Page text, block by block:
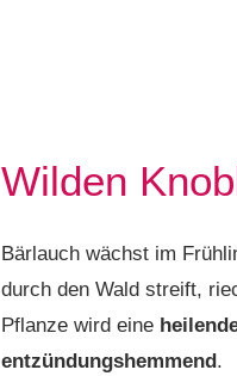
Wilden
Bärlauch wächst im
durch den Wald streift,
Pflanze wird eine
entzündungshemmend .